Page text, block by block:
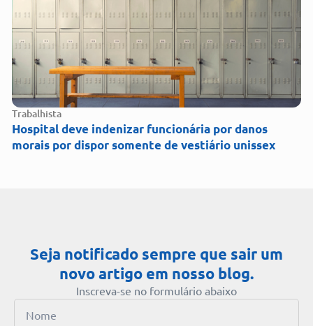
Trabalhista
Hospital deve indenizar funcionária por danos
morais por dispor somente de vestiário unissex
Seja notificado sempre que sair um
novo artigo em nosso blog.
Inscreva-se no formulário abaixo